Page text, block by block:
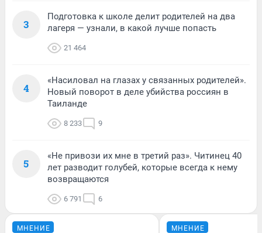
3
Подготовка к школе делит родителей на два
лагеря — узнали, в какой лучше попасть
21 464
4
«Насиловал на глазах у связанных родителей».
Новый поворот в деле убийства россиян в
Таиланде
8 233 9
5
«Не привози их мне в третий раз». Читинец 40
лет разводит голубей, которые всегда к нему
возвращаются
6 791 6
МНЕНИЕ МНЕНИЕ